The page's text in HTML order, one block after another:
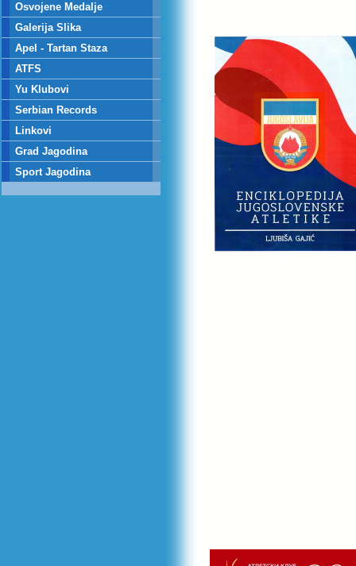
Osvojene Medalje
Galerija Slika
Apel - Tartan Staza
ATFS
Yu Klubovi
Serbian Records
Linkovi
Grad Jagodina
Sport Jagodina